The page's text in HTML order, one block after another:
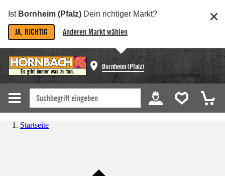
Ist Bornheim (Pfalz) Dein richtiger Markt?
JA, RICHTIG Anderen Markt wählen
Bornheim (Pfalz)
Startseite